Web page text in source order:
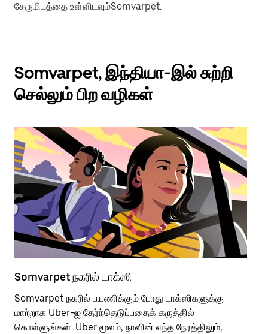
சேருமிடத்தை உள்ளிடவும்Somvarpet.
Somvarpet, இந்தியா-இல் சுற்றி
செல்லும் பிற வழிகள்
Somvarpet நகரில் டாக்ஸி
Somvarpet நகரில் பயணிக்கும் போது டாக்ஸிகளுக்கு
மாற்றாக Uber-ஐ தேர்ந்தெடுப்பதைக் கருத்தில்
கொள்ளுங்கள். Uber மூலம், நாளின் எந்த நேரத்திலும்,